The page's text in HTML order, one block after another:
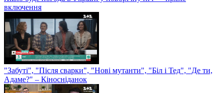
включення
"Забуті", "Після сварки", "Нові мутанти", "Біл і Тед", "Де ти,
Адаме?" – Кіносніданок